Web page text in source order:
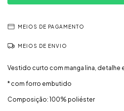
MEIOS DE PAGAMENTO
MEIOS DE ENVIO
Vestido curto com manga lina, detalhe
* com forro embutido
Composição: 100% poliéster